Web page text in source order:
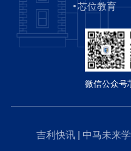
芯位教育
微信公众号
吉利快讯| 中马未来